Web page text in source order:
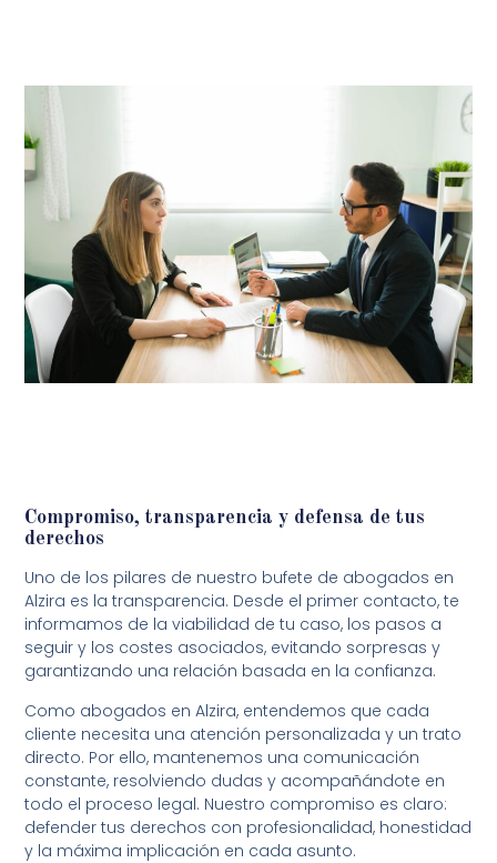
Compromiso, transparencia y defensa de tus
derechos
Uno de los pilares de nuestro bufete de abogados en
Alzira es la transparencia. Desde el primer contacto, te
informamos de la viabilidad de tu caso, los pasos a
seguir y los costes asociados, evitando sorpresas y
garantizando una relación basada en la confianza.
Como abogados en Alzira, entendemos que cada
cliente necesita una atención personalizada y un trato
directo. Por ello, mantenemos una comunicación
constante, resolviendo dudas y acompañándote en
todo el proceso legal. Nuestro compromiso es claro:
defender tus derechos con profesionalidad, honestidad
y la máxima implicación en cada asunto.